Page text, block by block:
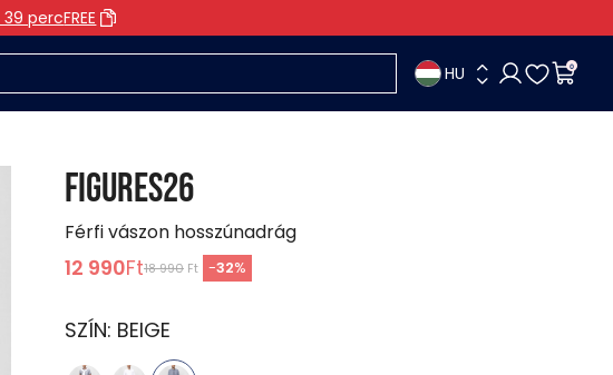
39 percFREE
HU 0
FIGURES26
Férfi vászon hosszúnadrág
12 990Ft18 990 Ft -32%
SZÍN: BEIGE